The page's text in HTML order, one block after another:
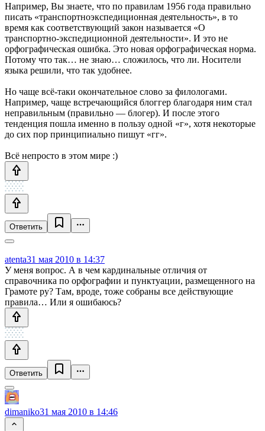
Например, Вы знаете, что по правилам 1956 года правильно
писать «транспортноэкспедиционная деятельность», в то
время как соответствующий закон называется «О
транспортно-экспедиционной деятельности». И это не
орфографическая ошибка. Это новая орфографическая норма.
Потому что так… не знаю… сложилось, что ли. Носители
языка решили, что так удобнее.
Но чаще всё-таки окончательное слово за филологами.
Например, чаще встречающийся блоггер благодаря ним стал
неправильным (правильно — блогер). И после этого
тенденция пошла именно в пользу одной «г», хотя некоторые
до сих пор принципиально пишут «гг».
Всё непросто в этом мире :)
Ответить
atenta31 мая 2010 в 14:37
У меня вопрос. А в чем кардинальные отличия от
справочника по орфографии и пунктуации, размещенного на
Грамоте ру? Там, вроде, тоже собраны все действующие
правила… Или я ошибаюсь?
Ответить
dimaniko31 мая 2010 в 14:46